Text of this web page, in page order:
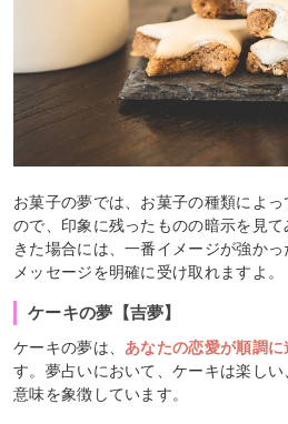
お菓子の夢では、お菓子の種類によ
ので、印象に残ったものの暗示を見
きた場合には、一番イメージが強か
メッセージを明確に受け取れますよ。
ケーキの夢【吉夢】
ケーキの夢は、あなたの恋愛が順調
す。夢占いにおいて、ケーキは楽し
意味を象徴しています。